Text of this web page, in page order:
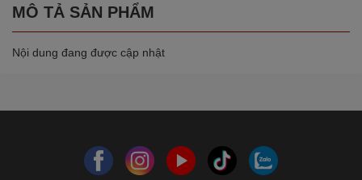
MÔ TẢ SẢN PHẨM
Nội dung đang được cập nhật